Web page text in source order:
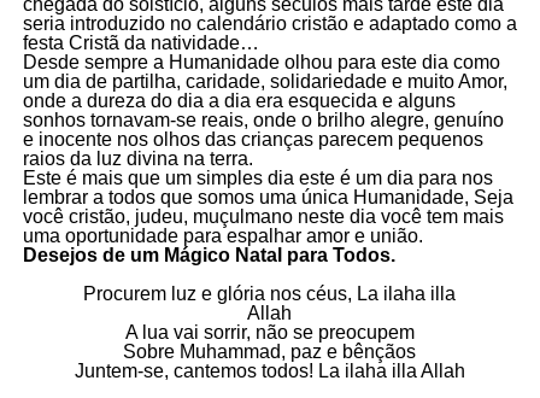
chegada do solstício, alguns séculos mais tarde este dia
seria introduzido no calendário cristão e adaptado como a
festa Cristã da natividade…
Desde sempre a Humanidade olhou para este dia como
um dia de partilha, caridade, solidariedade e muito Amor,
onde a dureza do dia a dia era esquecida e alguns
sonhos tornavam-se reais, onde o brilho alegre, genuíno
e inocente nos olhos das crianças parecem pequenos
raios da luz divina na terra.
Este é mais que um simples dia este é um dia para nos
lembrar a todos que somos uma única Humanidade, Seja
você cristão, judeu, muçulmano neste dia você tem mais
uma oportunidade para espalhar amor e união.
Desejos de um Mágico Natal para Todos.
Procurem luz e glória nos céus, La ilaha illa
Allah
A lua vai sorrir, não se preocupem
Sobre Muhammad, paz e bênçãos
Juntem-se, cantemos todos! La ilaha illa Allah